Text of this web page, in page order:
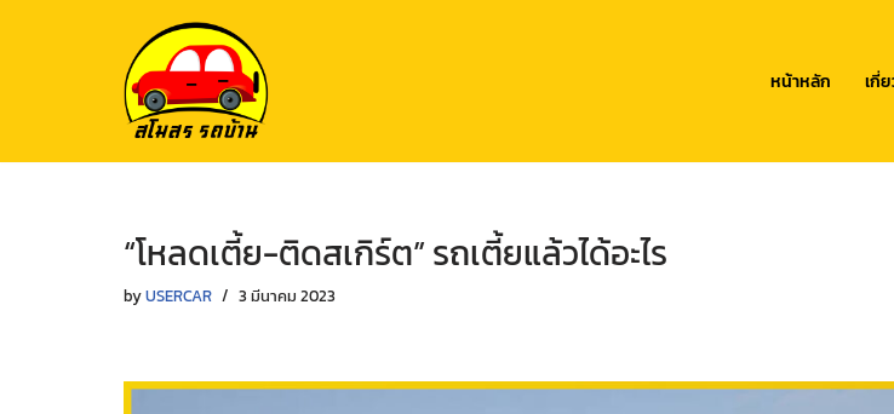
หน้าหลัก เกี่
“โหลดเตี้ย-ติดสเกิร์ต” รถเตี้ยแล้วได้อะไร
byUSERCAR 3 มีนาคม 2023